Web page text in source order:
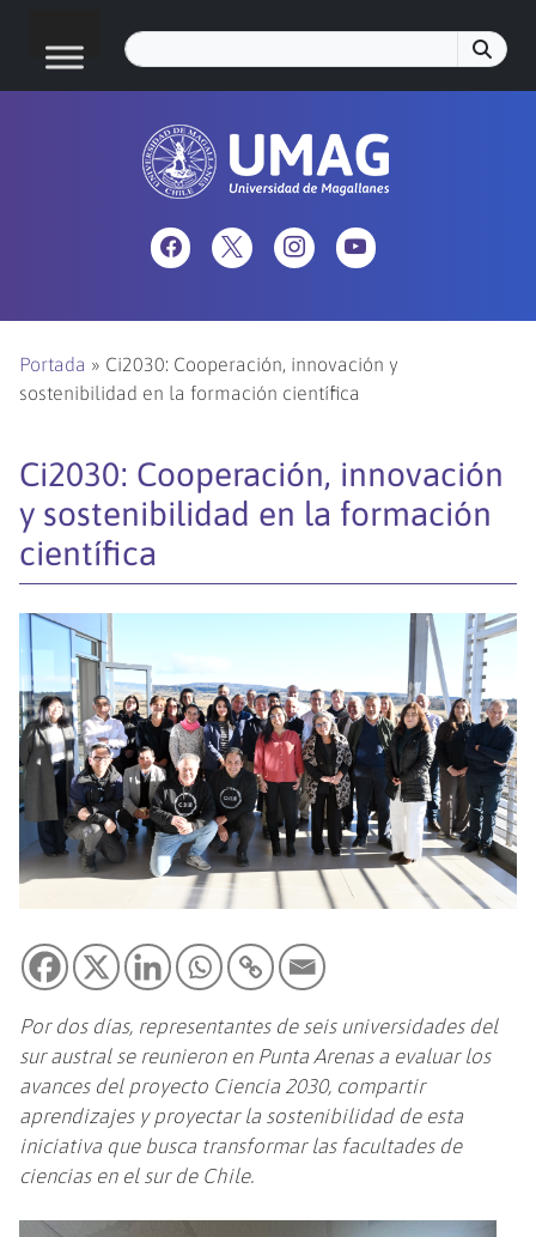
Portada » Ci2030: Cooperación, innovación y
sostenibilidad en la formación científica
Ci2030: Cooperación, innovación
y sostenibilidad en la formación
científica
Por dos días, representantes de seis universidades del
sur austral se reunieron en Punta Arenas a evaluar los
avances del proyecto Ciencia 2030, compartir
aprendizajes y proyectar la sostenibilidad de esta
iniciativa que busca transformar las facultades de
ciencias en el sur de Chile.